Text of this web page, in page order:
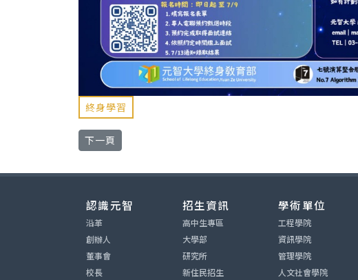
終身學習
下一篇文章: 【學費補助最高 100%】ESG x AI 綠能科技系
下一頁
認識元智
沿革
創辦人
董事會
校長
招生資訊
高中生專區
大學部
研究所
新住民招生
學術單位
工程學院
資訊學院
管理學院
人文社會學院